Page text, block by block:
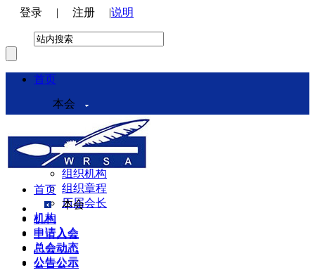
登录 | 注册 |说明
首页
本会
本会介绍
领导机构
理事会
组织机构
组织章程
历届会长
机构
申请入会
总会动态
公告公示
首页
本会
机构
申请入会
总会动态
公告公示